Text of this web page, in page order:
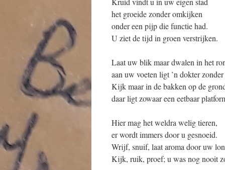
het groeide zonder omkijken
onder een pijp die functie had.
U ziet de tijd in groen verstrijken.
Laat uw blik maar dwalen in het
aan uw voeten ligt ’n dokter
Kijk maar in de bakken op de
daar ligt zowaar een eetbaar
Hier mag het weldra welig tieren,
er wordt immers door u gesnoeid.
Wrijf, snuif, laat aroma door uw
Kijk, ruik, proef; u was nog nooit